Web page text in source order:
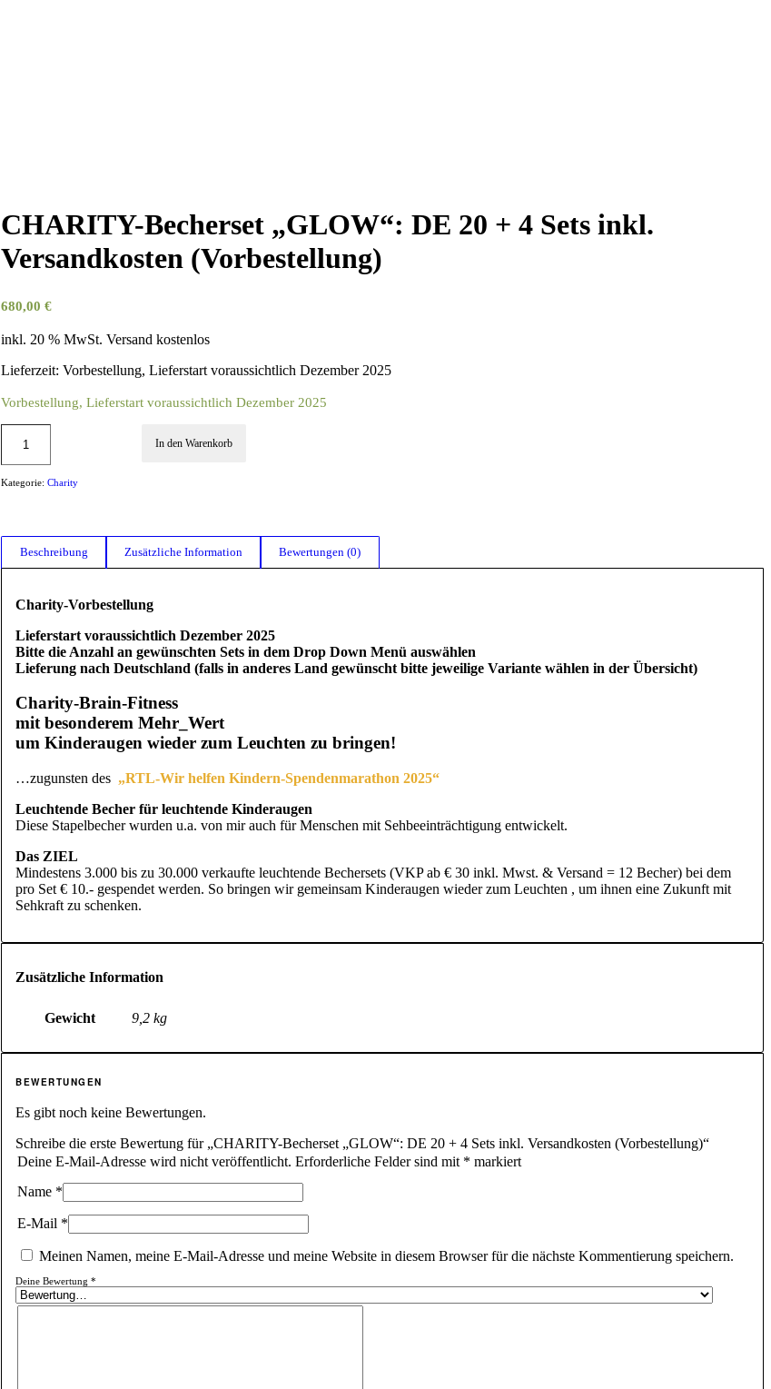
CHARITY-Becherset „GLOW“: DE 20 + 4 Sets inkl.
Versandkosten (Vorbestellung)
680,00€
inkl. 20 % MwSt. Versand kostenlos
Lieferzeit:Vorbestellung, Lieferstart voraussichtlich Dezember 2025
Vorbestellung, Lieferstart voraussichtlich Dezember 2025
In den Warenkorb
Kategorie:Charity
Beschreibung Zusätzliche Information Bewertungen (0)
Charity-Vorbestellung
Lieferstart voraussichtlich Dezember 2025
Bitte die Anzahl an gewünschten Sets in dem Drop Down Menü auswählen
Lieferung nach Deutschland (falls in anderes Land gewünscht bitte jeweilige Variante wählen in der Übersicht)
Charity-Brain-Fitness
mit besonderem Mehr_Wert
um Kinderaugen wieder zum Leuchten zu bringen!
…zugunsten des „RTL-Wir helfen Kindern-Spendenmarathon 2025“
Leuchtende Becher für leuchtende Kinderaugen
Diese Stapelbecher wurden u.a. von mir auch für Menschen mit Sehbeeinträchtigung entwickelt.
Das ZIEL
Mindestens 3.000 bis zu 30.000 verkaufte leuchtende Bechersets (VKP ab € 30 inkl. Mwst. & Versand = 12 Becher) bei dem
pro Set € 10.- gespendet werden. So bringen wir gemeinsam Kinderaugen wieder zum Leuchten , um ihnen eine Zukunft mit
Sehkraft zu schenken.
Zusätzliche Information
Gewicht 9,2 kg
BEWERTUNGEN
Es gibt noch keine Bewertungen.
Schreibe die erste Bewertung für „CHARITY-Becherset „GLOW“: DE 20 + 4 Sets inkl. Versandkosten (Vorbestellung)“
Deine E-Mail-Adresse wird nicht veröffentlicht. Erforderliche Felder sind mit * markiert
Name *
E-Mail *
Meinen Namen, meine E-Mail-Adresse und meine Website in diesem Browser für die nächste Kommentierung speichern.
Deine Bewertung*